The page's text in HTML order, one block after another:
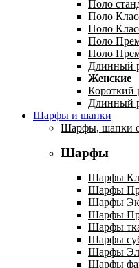
Поло
Поло
Поло
Поло
Поло
Длинный
Женские
Короткий
Длинный
Шарфы и шапки
Шарфы, шапки
Шарфы
Шарфы
Шарфы
Шарфы
Шарфы
Шарфы
Шарфы
Шарфы
Шарфы